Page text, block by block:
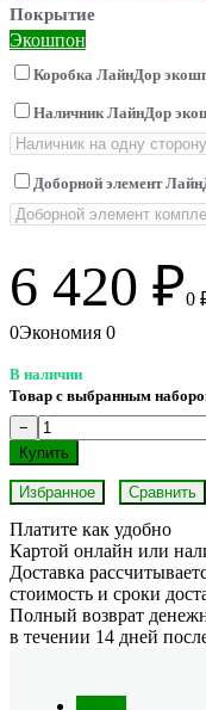
Покрытие
Экошпон
Коробка ЛайнДор
Наличник ЛайнДор
Доборной элемент
6 420 ₽0
0Экономия 0
В наличии
Товар с выбранным
Избранное Сравнить
Платите как удобно
Картой онлайн или
Доставка
стоимость и сроки
Полный возврат
в течении 14 дней